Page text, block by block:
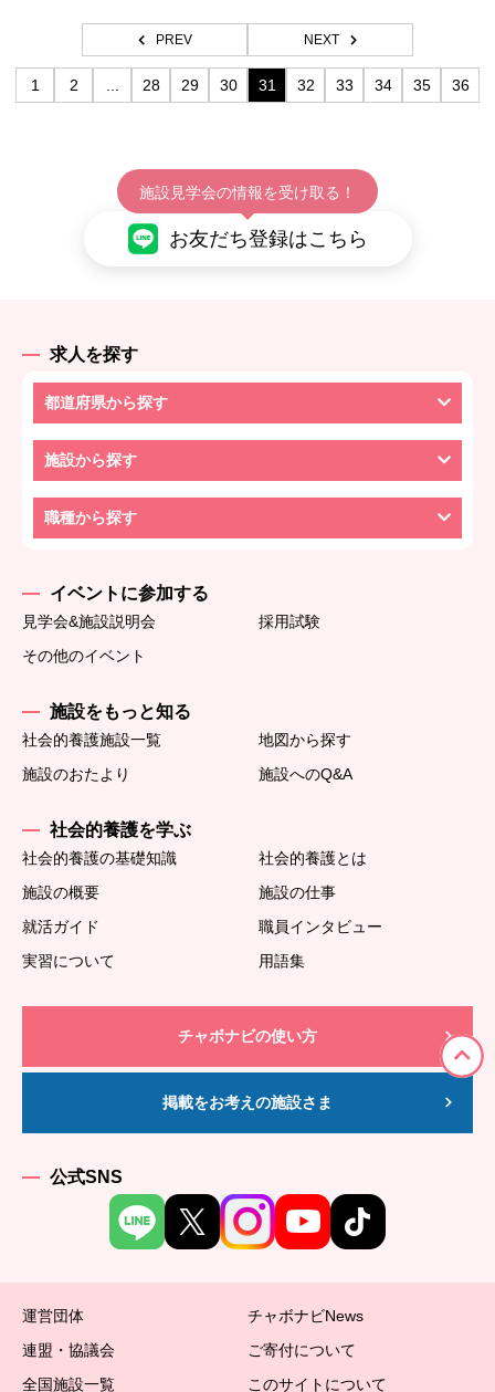
PREV NEXT
1 2 28 29 30 31 32 33 34 35 36
施設見学会の情報を受け取る！
お友だち登録はこちら
求人を探す
都道府県から探す
施設から探す
職種から探す
イベントに参加する
見学会&施設説明会
採用試験
その他のイベント
施設をもっと知る
社会的養護施設一覧
地図から探す
施設のおたより
施設へのQ&A
社会的養護を学ぶ
社会的養護の基礎知識
社会的養護とは
施設の概要
施設の仕事
就活ガイド
職員インタビュー
実習について
用語集
チャボナビの使い方
掲載をお考えの施設さま
公式SNS
運営団体
チャボナビNews
連盟・協議会
ご寄付について
全国施設一覧
このサイトについて